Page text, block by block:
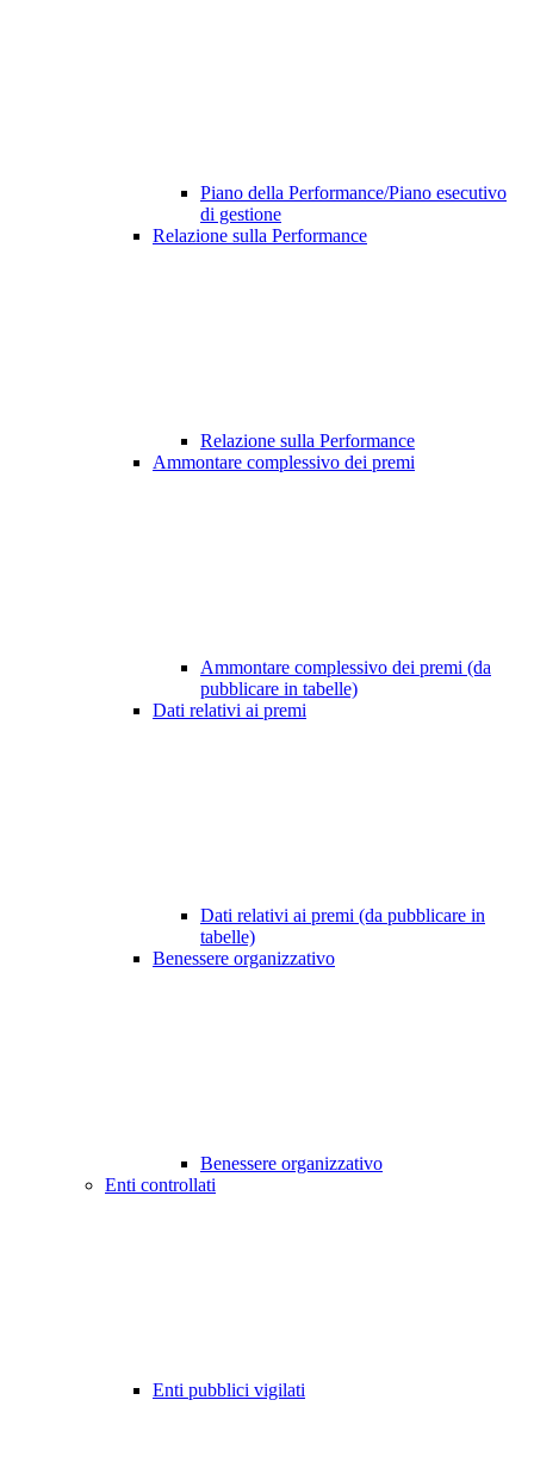
Piano della Performance/Piano esecutivo
di gestione
Relazione sulla Performance
Relazione sulla Performance
Ammontare complessivo dei premi
Ammontare complessivo dei premi (da
pubblicare in tabelle)
Dati relativi ai premi
Dati relativi ai premi (da pubblicare in
tabelle)
Benessere organizzativo
Benessere organizzativo
Enti controllati
Enti pubblici vigilati